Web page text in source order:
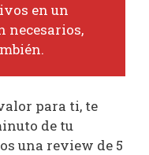
en un
necesarios,
para ti, te
de tu
una review de 5